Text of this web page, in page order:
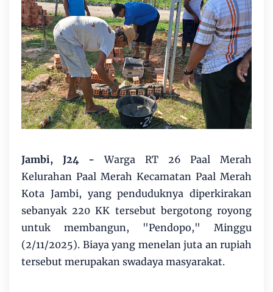
Jambi, J24 -Warga RT 26 Paal Merah
Kelurahan Paal Merah Kecamatan Paal Merah
Kota Jambi, yang penduduknya diperkirakan
sebanyak 220 KK tersebut bergotong royong
untuk membangun, "Pendopo," Minggu
(2/11/2025). Biaya yang menelan juta an rupiah
tersebut merupakan swadaya masyarakat.